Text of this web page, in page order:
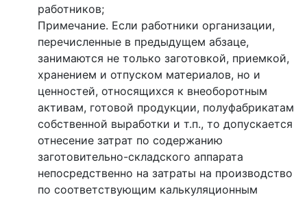
работников;
Примечание. Если работники организации,
перечисленные в предыдущем абзаце,
занимаются не только заготовкой, приемкой,
хранением и отпуском материалов, но и
ценностей, относящихся к внеоборотным
активам, готовой продукции, полуфабрикатам
собственной выработки и т.п., то допускается
отнесение затрат по содержанию
заготовительно-складского аппарата
непосредственно на затраты на производство
по соответствующим калькуляционным